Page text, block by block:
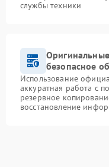
службы техники
безопасное
Использование
аккуратная работа с
резервное
восстановление